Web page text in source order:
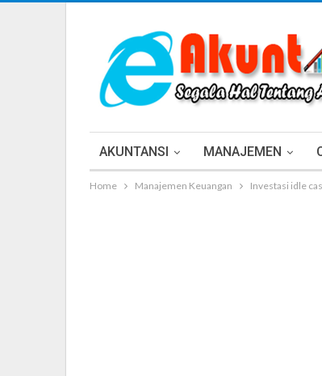
AKUNTANSI MANAJEMEN
Home Manajemen Keuangan Investasi idle